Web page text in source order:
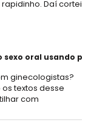
Daí cortei
sexo oral usando
ginecologistas?
textos desse
com